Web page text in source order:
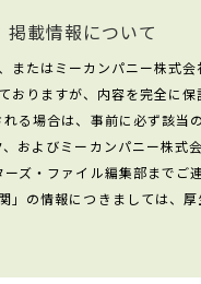
掲載情報について
たはミーカンパニー株式会
おりますが、内容を完全に保
る場合は、事前に必ず該当
およびミーカンパニー株式
ズ・ファイル編集部までご
の情報につきましては、